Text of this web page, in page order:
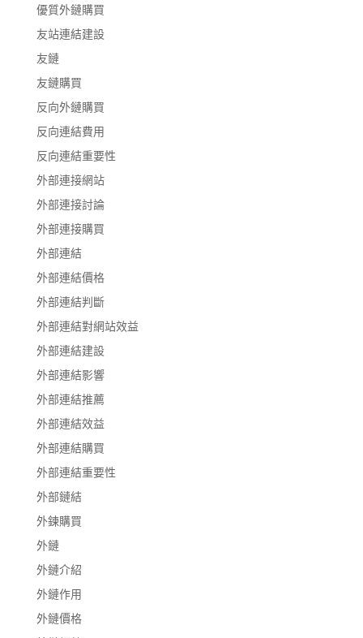
優質外鏈購買
友站連結建設
友鏈
友鏈購買
反向外鏈購買
反向連結費用
反向連結重要性
外部連接網站
外部連接討論
外部連接購買
外部連結
外部連結價格
外部連結判斷
外部連結對網站效益
外部連結建設
外部連結影響
外部連結推薦
外部連結效益
外部連結購買
外部連結重要性
外部鏈結
外鍊購買
外鏈
外鏈介紹
外鏈作用
外鏈價格